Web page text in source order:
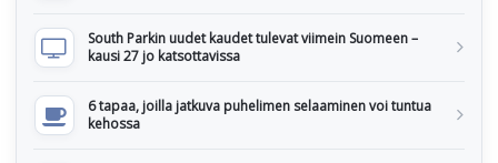
South Parkin uudet kaudet tulevat viimein Suomeen –
kausi 27 jo katsottavissa
6 tapaa, joilla jatkuva puhelimen selaaminen voi tuntua
kehossa